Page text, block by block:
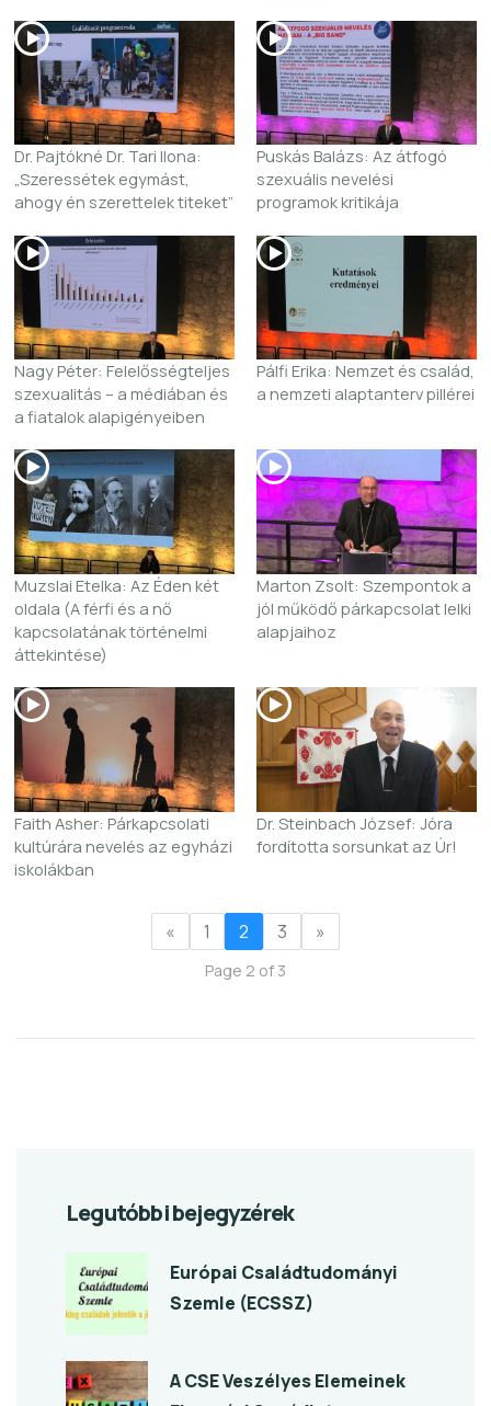
Dr. Pajtókné Dr. Tari Ilona:
„Szeressétek egymást,
ahogy én szerettelek titeket”
Puskás Balázs: Az átfogó
szexuális nevelési
programok kritikája
Nagy Péter: Felelősségteljes
szexualitás – a médiában és
a fiatalok alapigényeiben
Pálfi Erika: Nemzet és család,
a nemzeti alaptanterv pillérei
Muzslai Etelka: Az Éden két
oldala (A férfi és a nő
kapcsolatának történelmi
áttekintése)
Marton Zsolt: Szempontok a
jól működő párkapcsolat lelki
alapjaihoz
Faith Asher: Párkapcsolati
kultúrára nevelés az egyházi
iskolákban
Dr. Steinbach József: Jóra
fordította sorsunkat az Úr!
« 1 2 3 »
Page 2 of 3
Legutóbbi bejegyzérek
Európai Családtudományi
Szemle (ECSSZ)
A CSE Veszélyes Elemeinek